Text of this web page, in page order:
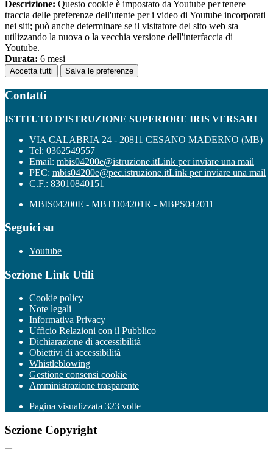
Descrizione: Questo cookie è impostato da Youtube per tenere
traccia delle preferenze dell'utente per i video di Youtube incorporati
nei siti; può anche determinare se il visitatore del sito web sta
utilizzando la nuova o la vecchia versione dell'interfaccia di
Youtube.
Durata: 6 mesi
Accetta tutti Salva le preferenze
Contatti
ISTITUTO D'ISTRUZIONE SUPERIORE IRIS VERSARI
VIA CALABRIA 24 - 20811 CESANO MADERNO (MB)
Tel: 0362549557
Email: mbis04200e@istruzione.itLink per inviare una mail
PEC: mbis04200e@pec.istruzione.itLink per inviare una mail
C.F.: 83010840151
MBIS04200E - MBTD04201R - MBPS042011
Seguici su
Youtube
Sezione Link Utili
Cookie policy
Note legali
Informativa Privacy
Ufficio Relazioni con il Pubblico
Dichiarazione di accessibilità
Obiettivi di accessibilità
Whistleblowing
Gestione consensi cookie
Amministrazione trasparente
Pagina visualizzata 323 volte
Sezione Copyright